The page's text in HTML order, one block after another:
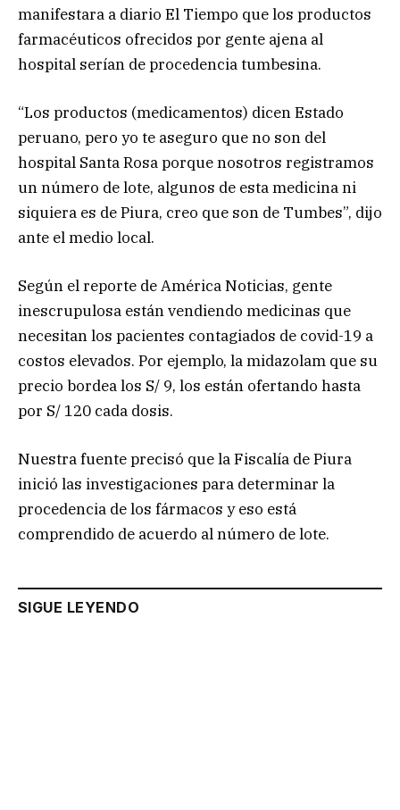
manifestara a diario El Tiempo que los productos
farmacéuticos ofrecidos por gente ajena al
hospital serían de procedencia tumbesina.
“Los productos (medicamentos) dicen Estado
peruano, pero yo te aseguro que no son del
hospital Santa Rosa porque nosotros registramos
un número de lote, algunos de esta medicina ni
siquiera es de Piura, creo que son de Tumbes”, dijo
ante el medio local.
Según el reporte de América Noticias, gente
inescrupulosa están vendiendo medicinas que
necesitan los pacientes contagiados de covid-19 a
costos elevados. Por ejemplo, la midazolam que su
precio bordea los S/ 9, los están ofertando hasta
por S/ 120 cada dosis.
Nuestra fuente precisó que la Fiscalía de Piura
inició las investigaciones para determinar la
procedencia de los fármacos y eso está
comprendido de acuerdo al número de lote.
SIGUE LEYENDO